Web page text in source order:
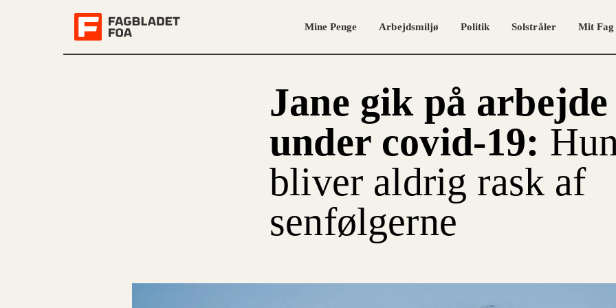
Mine Penge Arbejdsmiljø Politik Solstråler Mit Fag
Jane gik på arbejde
under covid-19:
bliver aldrig rask af
senfølgerne